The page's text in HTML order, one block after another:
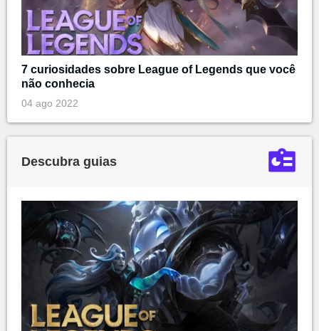
7 curiosidades sobre League of Legends que você
não conhecia
04 ago 2022
Descubra guias